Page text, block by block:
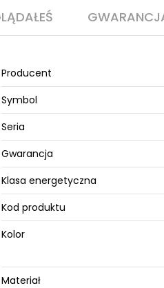
Producent
Symbol
Seria
Gwarancja
Klasa energetyczna
Kod produktu
Kolor
Materiał